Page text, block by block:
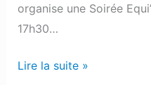
organise une Soirée
17h30…
Lire la suite »